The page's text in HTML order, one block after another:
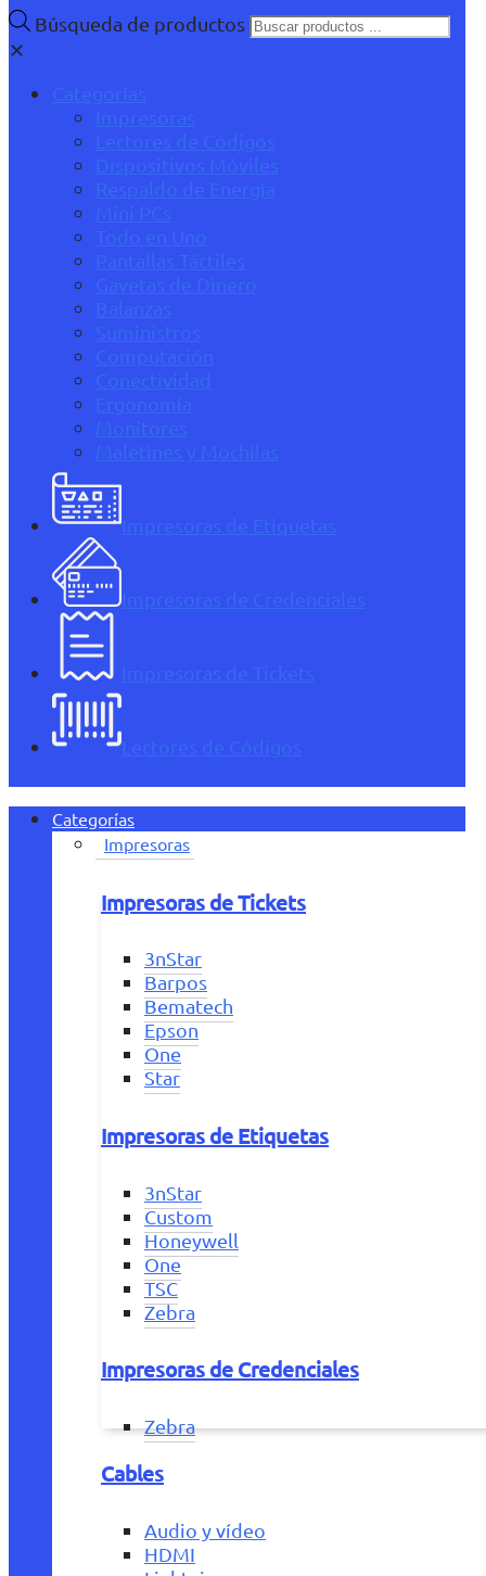
Búsqueda de productos
✕
Categorías
Impresoras
Lectores de Códigos
Dispositivos Móviles
Respaldo de Energía
Mini PCs
Todo en Uno
Pantallas Táctiles
Gavetas de Dinero
Balanzas
Suministros
Computación
Conectividad
Ergonomía
Monitores
Maletines y Mochilas
Impresoras de Etiquetas
Impresoras de Credenciales
Impresoras de Tickets
Lectores de Códigos
Categorías
Impresoras
Impresoras de Tickets
3nStar
Barpos
Bematech
Epson
One
Star
Impresoras de Etiquetas
3nStar
Custom
Honeywell
One
TSC
Zebra
Impresoras de Credenciales
Zebra
Cables
Audio y vídeo
HDMI